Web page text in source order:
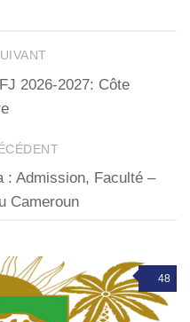
2026-2027: Côte
: Admission, Faculté –
Cameroun
48